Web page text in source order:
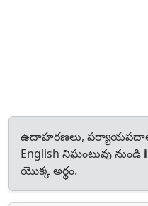
ఉదాహరణలు,
English నిఘంటువు నుండి
యొక్క అర్థం.